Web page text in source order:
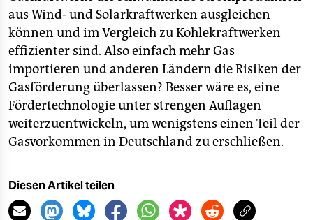
aus Wind- und Solarkraftwerken ausgleichen
können und im Vergleich zu Kohlekraftwerken
effizienter sind. Also einfach mehr Gas
importieren und anderen Ländern die Risiken der
Gasförderung überlassen? Besser wäre es, eine
Fördertechnologie unter strengen Auflagen
weiterzuentwickeln, um wenigstens einen Teil der
Gasvorkommen in Deutschland zu erschließen.
Diesen Artikel teilen